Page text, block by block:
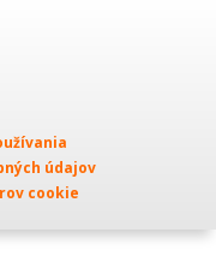
údajov
cookie